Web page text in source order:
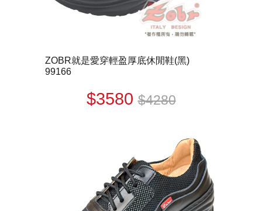
ZOBR就是愛穿輕盈厚底休閒鞋(黑)
99166
$3580$4280